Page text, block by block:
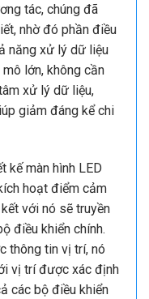
tác, chúng đã
nhờ đó phần điều
năng xử lý dữ liệu
lớn, không cần
xử lý dữ liệu,
giảm đáng kể chi
kế màn hình LED
hoạt điểm cảm
với nó sẽ truyền
điều khiển chính.
thông tin vị trí, nó
vị trí được xác định
các bộ điều khiển